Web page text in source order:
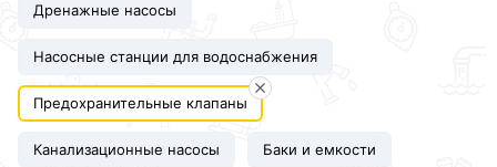
Дренажные насосы
Насосные станции для водоснабжения
Предохранительные клапаны
Канализационные насосы Баки и емкости